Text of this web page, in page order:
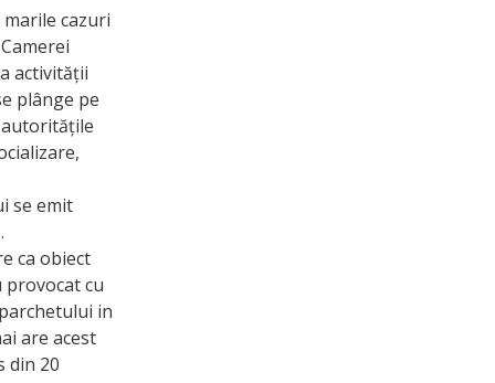
cazuri
activității
plânge pe
se emit
ca obiect
cu
in
are acest
din 20